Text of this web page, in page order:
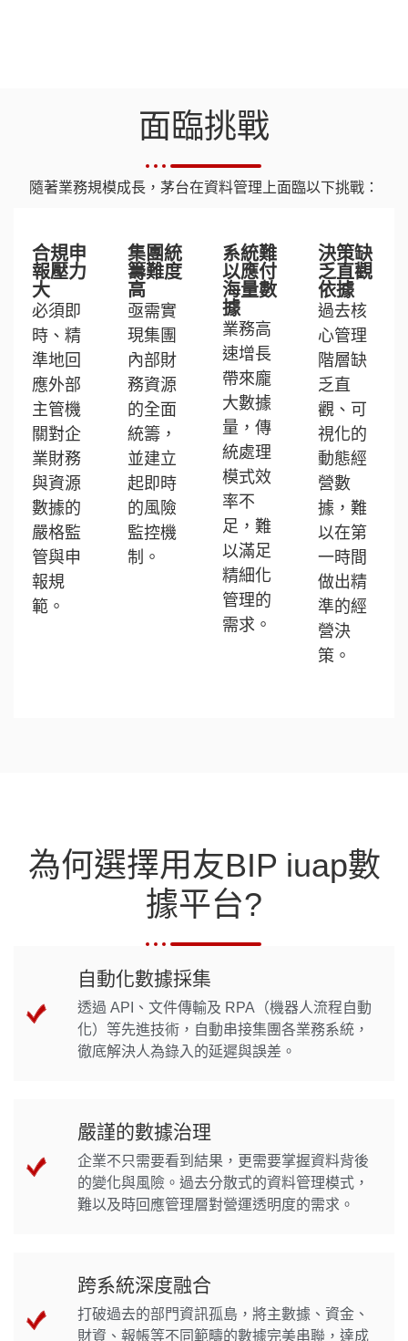
面臨挑戰
隨著業務規模成長，茅台在資料管理上面臨以下挑戰：
合規申
報壓力
大
必須即
時、精
準地回
應外部
主管機
關對企
業財務
與資源
數據的
嚴格監
管與申
報規
範。
集團統
籌難度
高
亟需實
現集團
內部財
務資源
的全面
統籌，
並建立
起即時
的風險
監控機
制。
系統難
以應付
海量數
據
業務高
速增長
帶來龐
大數據
量，傳
統處理
模式效
率不
足，難
以滿足
精細化
管理的
需求。
決策缺
乏直觀
依據
過去核
心管理
階層缺
乏直
觀、可
視化的
動態經
營數
據，難
以在第
一時間
做出精
準的經
營決
策。
為何選擇用友BIP iuap數
據平台?
自動化數據採集
透過 API、文件傳輸及 RPA（機器人流程自動
化）等先進技術，自動串接集團各業務系統，
徹底解決人為錄入的延遲與誤差。
嚴謹的數據治理
企業不只需要看到結果，更需要掌握資料背後
的變化與風險。過去分散式的資料管理模式，
難以及時回應管理層對營運透明度的需求。
跨系統深度融合
打破過去的部門資訊孤島，將主數據、資金、
財資、報帳等不同範疇的數據完美串聯，達成